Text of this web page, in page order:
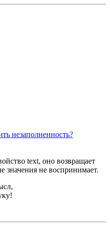
незаполненность?
text, оно возвращает
значения не воспринимает.